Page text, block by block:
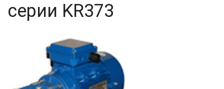
серии KR373